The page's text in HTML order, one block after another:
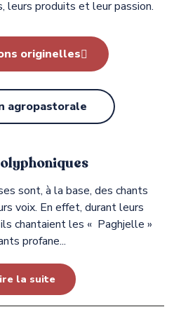
leurs produits et leur passion.
originelles
agropastorale
sont, à la base, des chants
voix. En effet, durant leurs
chantaient les « Paghjelle »
profane...
la suite